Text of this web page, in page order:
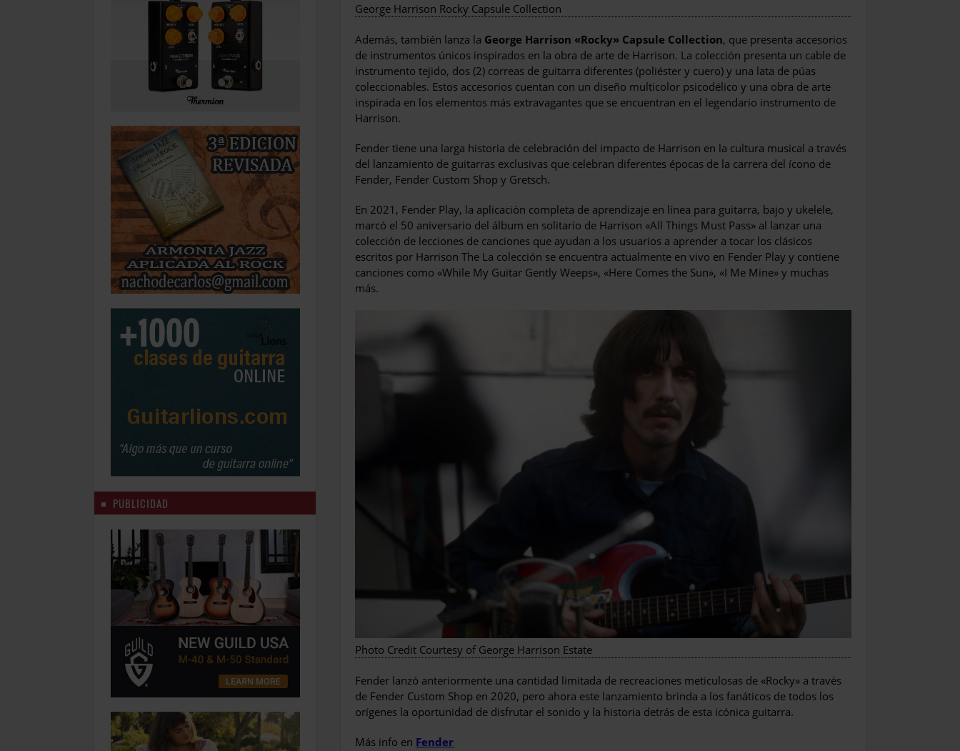
George Harrison Rocky Capsule Collection
Además, también lanza la George Harrison «Rocky» Capsule Collection, que presenta accesorios
de instrumentos únicos inspirados en la obra de arte de Harrison. La colección presenta un cable de
instrumento tejido, dos (2) correas de guitarra diferentes (poliéster y cuero) y una lata de púas
coleccionables. Estos accesorios cuentan con un diseño multicolor psicodélico y una obra de arte
inspirada en los elementos más extravagantes que se encuentran en el legendario instrumento de
Harrison.
Fender tiene una larga historia de celebración del impacto de Harrison en la cultura musical a través
del lanzamiento de guitarras exclusivas que celebran diferentes épocas de la carrera del ícono de
Fender, Fender Custom Shop y Gretsch.
En 2021, Fender Play, la aplicación completa de aprendizaje en línea para guitarra, bajo y ukelele,
marcó el 50 aniversario del álbum en solitario de Harrison «All Things Must Pass» al lanzar una
colección de lecciones de canciones que ayudan a los usuarios a aprender a tocar los clásicos
escritos por Harrison The La colección se encuentra actualmente en vivo en Fender Play y contiene
canciones como «While My Guitar Gently Weeps», «Here Comes the Sun», «I Me Mine» y muchas
más.
Photo Credit Courtesy of George Harrison Estate
Fender lanzó anteriormente una cantidad limitada de recreaciones meticulosas de «Rocky» a través
de Fender Custom Shop en 2020, pero ahora este lanzamiento brinda a los fanáticos de todos los
orígenes la oportunidad de disfrutar el sonido y la historia detrás de esta icónica guitarra.
Más info en Fender
PUBLICIDAD